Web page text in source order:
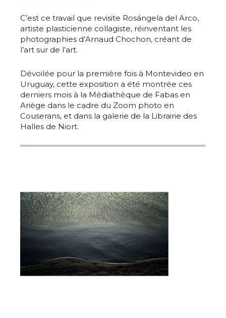
Adresse email*
Nom
Statut / Organisation
termes et conditions
Adresse email*
Nom
C’est ce travail que revisite Rosángela del Arco,
artiste plasticienne collagiste, réinventant les
photographies d’Arnaud Chochon, créant de
l’art sur de l’art.
Dévoilée pour la première fois à Montevideo en
Uruguay, cette exposition a été montrée ces
derniers mois à la Médiathèque de Fabas en
Ariège dans le cadre du Zoom photo en
Couserans, et dans la galerie de la Librairie des
Halles de Niort.